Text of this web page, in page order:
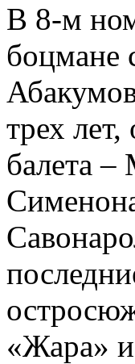
В 8-м
боцмане
трех
балета
«Жара»